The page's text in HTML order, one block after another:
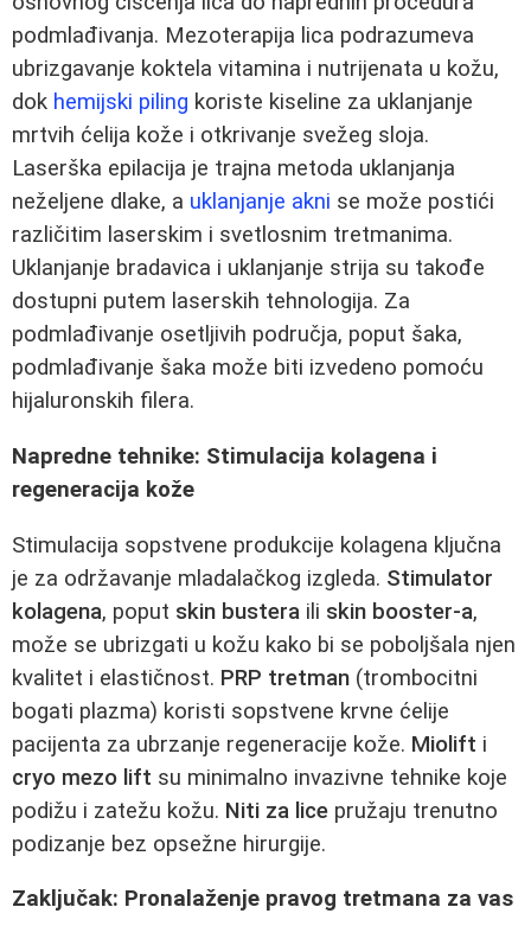
podmlađivanja. Mezoterapija lica podrazumeva
ubrizgavanje koktela vitamina i nutrijenata u kožu,
dok hemijski piling koriste kiseline za uklanjanje
mrtvih ćelija kože i otkrivanje svežeg sloja.
Laserška epilacija je trajna metoda uklanjanja
neželjene dlake, a uklanjanje akni se može postići
različitim laserskim i svetlosnim tretmanima.
Uklanjanje bradavica i uklanjanje strija su takođe
dostupni putem laserskih tehnologija. Za
podmlađivanje osetljivih područja, poput šaka,
podmlađivanje šaka može biti izvedeno pomoću
hijaluronskih filera.
Napredne tehnike: Stimulacija kolagena i
regeneracija kože
Stimulacija sopstvene produkcije kolagena ključna
je za održavanje mladalačkog izgleda. Stimulator
kolagena, poput skin bustera ili skin booster-a,
može se ubrizgati u kožu kako bi se poboljšala njen
kvalitet i elastičnost. PRP tretman (trombocitni
bogati plazma) koristi sopstvene krvne ćelije
pacijenta za ubrzanje regeneracije kože. Miolift i
cryo mezo lift su minimalno invazivne tehnike koje
podižu i zatežu kožu. Niti za lice pružaju trenutno
podizanje bez opsežne hirurgije.
Zaključak: Pronalaženje pravog tretmana za vas